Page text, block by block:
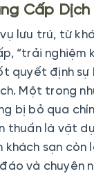
Cấp Dịch
lưu trú, từ
“trải nghiệm
quyết định sự
Một trong
bị bỏ qua
thuần là vật
khách sạn còn
và chuyên